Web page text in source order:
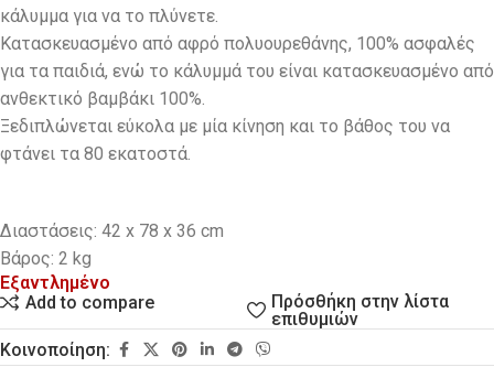
κάλυμμα για να το πλύνετε.
Κατασκευασμένο από αφρό πολυουρεθάνης, 100% ασφαλές
για τα παιδιά, ενώ το κάλυμμά του είναι κατασκευασμένο από
ανθεκτικό βαμβάκι 100%.
Ξεδιπλώνεται εύκολα με μία κίνηση και το βάθος του να
φτάνει τα 80 εκατοστά.
Διαστάσεις: 42 x 78 x 36 cm
Βάρος: 2 kg
Εξαντλημένο
Add to compare
Πρόσθήκη στην λίστα
επιθυμιών
Κοινοποίηση: